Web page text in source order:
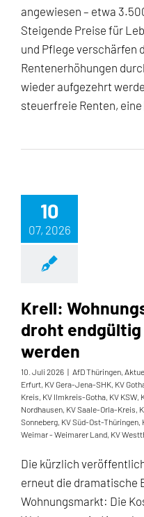
angewiesen – etwa
Steigende Preise für
und Pflege verschärfen
Rentenerhöhungen
wieder aufgezehrt
steuerfreie Renten,
10
07, 2026
Krell:
droht endgültig
werden
10. Juli 2026 | AfD Thüringen,
Erfurt, KV Gera-Jena-SHK, KV
Kreis, KV Ilmkreis-Gotha, KV KSW,
Nordhausen, KV Saale-Orla-Kreis,
Sonneberg, KV Süd-Ost-Thüringen,
Weimar - Weimarer Land, KV
Die kürzlich
erneut die dramatische
Wohnungsmarkt: Die